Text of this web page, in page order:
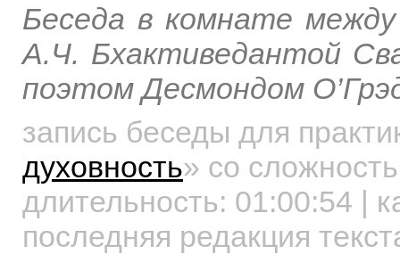
Беседа в комнате
А.Ч. Бхактиведантой
поэтом Десмондом
запись беседы для
духовность» со
длительность: 01:00:54 |
последняя редакция